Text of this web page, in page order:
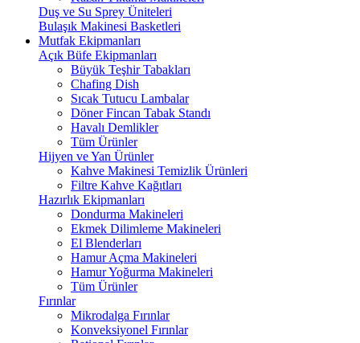
Duş ve Su Sprey Üniteleri
Bulaşık Makinesi Basketleri
Mutfak Ekipmanları
Açık Büfe Ekipmanları
Büyük Teşhir Tabakları
Chafing Dish
Sıcak Tutucu Lambalar
Döner Fincan Tabak Standı
Havalı Demlikler
Tüm Ürünler
Hijyen ve Yan Ürünler
Kahve Makinesi Temizlik Ürünleri
Filtre Kahve Kağıtları
Hazırlık Ekipmanları
Dondurma Makineleri
Ekmek Dilimleme Makineleri
El Blenderları
Hamur Açma Makineleri
Hamur Yoğurma Makineleri
Tüm Ürünler
Fırınlar
Mikrodalga Fırınlar
Konveksiyonel Fırınlar